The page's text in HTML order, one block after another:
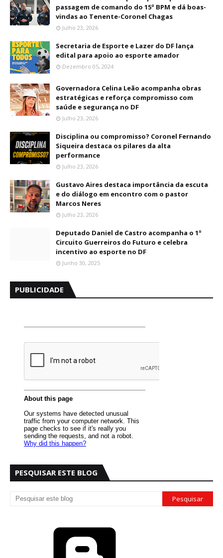
passagem de comando do 15º BPM e dá boas-
vindas ao Tenente-Coronel Chagas
Julho 23, 2026
Secretaria de Esporte e Lazer do DF lança
edital para apoio ao esporte amador
Dezembro 05, 2024
Governadora Celina Leão acompanha obras
estratégicas e reforça compromisso com
saúde e segurança no DF
Julho 23, 2026
Disciplina ou compromisso? Coronel Fernando
Siqueira destaca os pilares da alta
performance
Julho 23, 2026
Gustavo Aires destaca importância da escuta
e do diálogo em encontro com o pastor
Marcos Neres
Julho 23, 2026
Deputado Daniel de Castro acompanha o 1º
Circuito Guerreiros do Futuro e celebra
incentivo ao esporte no DF
Junho 30, 2025
PUBLICIDADE
PESQUISAR ESTE BLOG